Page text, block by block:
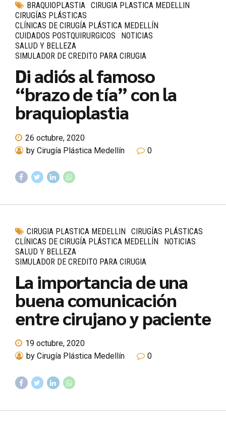
BRAQUIOPLASTIA CIRUGIA PLASTICA MEDELLIN
CIRUGÍAS PLÁSTICAS
CLÍNICAS DE CIRUGÍA PLÁSTICA MEDELLÍN
CUIDADOS POSTQUIRURGICOS
NOTICIAS
SALUD Y BELLEZA
SIMULADOR DE CREDITO PARA CIRUGIA
Di adiós al famoso
“brazo de tía” con la
braquioplastia
26 octubre, 2020
by Cirugía Plástica Medellín
0
CIRUGIA PLASTICA MEDELLIN
CIRUGÍAS PLÁSTICAS
CLÍNICAS DE CIRUGÍA PLÁSTICA MEDELLÍN
NOTICIAS
SALUD Y BELLEZA
SIMULADOR DE CREDITO PARA CIRUGIA
La importancia de una
buena comunicación
entre cirujano y paciente
19 octubre, 2020
by Cirugía Plástica Medellín
0